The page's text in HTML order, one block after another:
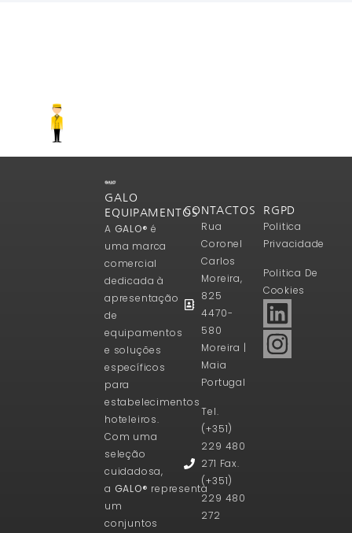
GALO
EQUIPAMENTOS
A GALO® é
uma marca
comercial
dedicada à
apresentação
de
equipamentos
e soluções
específicos
para
estabelecimentos
hoteleiros.
Com uma
seleção
cuidadosa,
a GALO® representa
um
conjuntos
CONTACTOS
Rua
Coronel
Carlos
Moreira,
825
4470-
580
Moreira |
Maia
Portugal
Tel.
(+351)
229 480
271 Fax.
(+351)
229 480
272
RGPD
Politica
Privacidade
Politica De
Cookies